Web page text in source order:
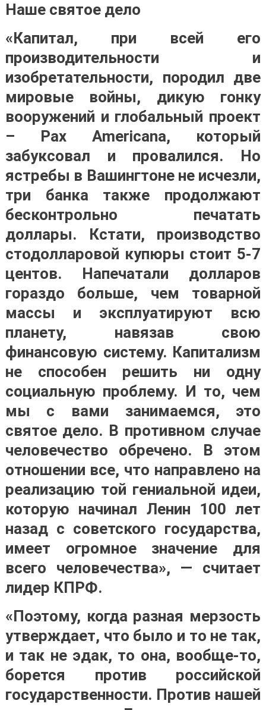
Наше святое дело
«Капитал, при всей его
производительности и
изобретательности, породил две
мировые войны, дикую гонку
вооружений и глобальный проект
– Pax Americana, который
забуксовал и провалился. Но
ястребы в Вашингтоне не исчезли,
три банка также продолжают
бесконтрольно печатать
доллары. Кстати, производство
стодолларовой купюры стоит 5-7
центов. Напечатали долларов
гораздо больше, чем товарной
массы и эксплуатируют всю
планету, навязав свою
финансовую систему. Капитализм
не способен решить ни одну
социальную проблему. И то, чем
мы с вами занимаемся, это
святое дело. В противном случае
человечество обречено. В этом
отношении все, что направлено на
реализацию той гениальной идеи,
которую начинал Ленин 100 лет
назад с советского государства,
имеет огромное значение для
всего человечества», — считает
лидер КПРФ.
«Поэтому, когда разная мерзость
утверждает, что было и то не так,
и так не эдак, то она, вообще-то,
борется против российской
государственности. Против нашей